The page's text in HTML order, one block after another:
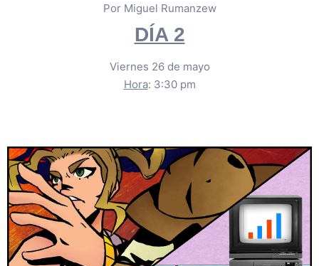
Por Miguel Rumanzew
DÍA 2
Viernes 26 de mayo
Hora: 3:30 pm